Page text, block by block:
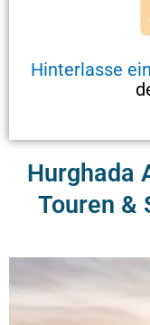
Hinterlasse
Hurghada
Touren &